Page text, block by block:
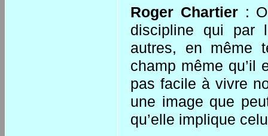
Roger Chartier:
discipline qui par
autres, en même
champ même qu’il
pas facile à vivre
une image que
qu’elle implique